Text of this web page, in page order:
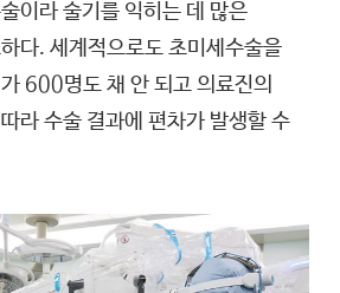
이라 술기를 익히는 데 많은
다. 세계적으로도 초미세수술을
600명도 채 안 되고 의료진의
라 수술 결과에 편차가 발생할 수